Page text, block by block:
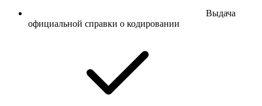
Выдача
официальной справки о кодировании